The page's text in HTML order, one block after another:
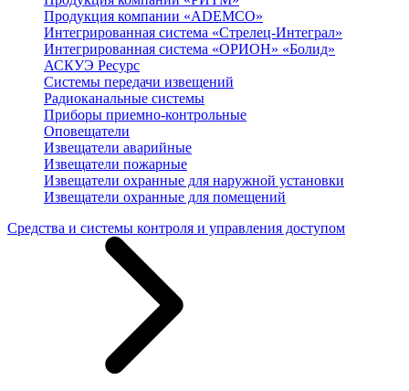
Продукция компании «ADEMCO»
Интегрированная система «Стрелец-Интеграл»
Интегрированная система «ОРИОН» «Болид»
АСКУЭ Ресурс
Системы передачи извещений
Радиоканальные системы
Приборы приемно-контрольные
Оповещатели
Извещатели аварийные
Извещатели пожарные
Извещатели охранные для наружной установки
Извещатели охранные для помещений
Средства и системы контроля и управления доступом